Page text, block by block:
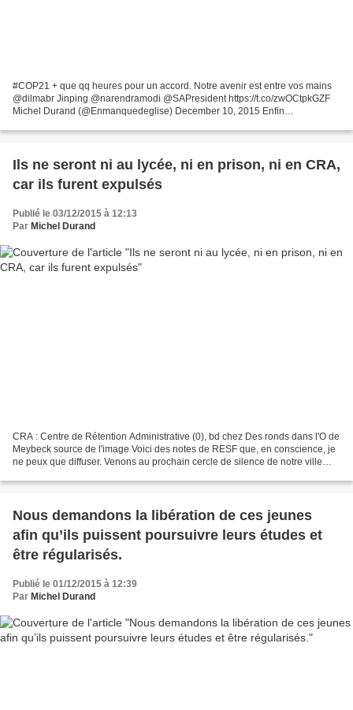
#COP21 + que qq heures pour un accord. Notre avenir est entre vos mains
@dilmabr Jinping @narendramodi @SAPresident https://t.co/zwOCtpkGZF
Michel Durand (@Enmanquedeglise) December 10, 2015 Enfin
Ils ne seront ni au lycée, ni en prison, ni en CRA,
car ils furent expulsés
Publié le 03/12/2015 à 12:13
Par Michel Durand
CRA : Centre de Rétention Administrative (0), bd chez Des ronds dans l'O de
Meybeck source de l'image Voici des notes de RESF que, en conscience, je
ne peux que diffuser. Venons au prochain cercle de silence de notre ville
Nous demandons la libération de ces jeunes
afin qu’ils puissent poursuivre leurs études et
être régularisés.
Publié le 01/12/2015 à 12:39
Par Michel Durand